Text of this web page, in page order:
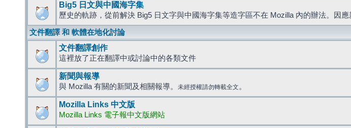
Big5 日文與中國海字集
歷史的軌跡，從前解決 Big5 日文字與中國海字集等造字區不在 Mozilla 內的辦法。因應
文件翻譯 和 軟體在地化討論
文件翻譯創作
這裡放了正在翻譯中或討論中的各類文件
新聞與報導
與 Mozilla 有關的新聞及相關報導。 未經授權請勿轉載全文 。
Mozilla Links 中文版
Mozilla Links 電子報中文版網站